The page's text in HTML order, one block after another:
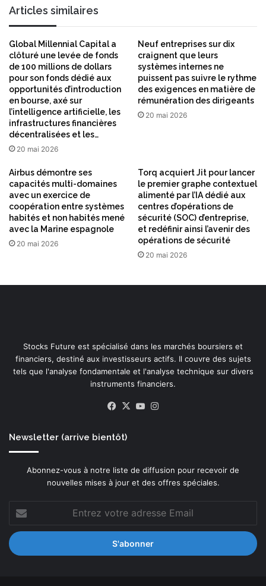
Articles similaires
Global Millennial Capital a
clôturé une levée de fonds
de 100 millions de dollars
pour son fonds dédié aux
opportunités d’introduction
en bourse, axé sur
l’intelligence artificielle, les
infrastructures financières
décentralisées et les…
20 mai 2026
Neuf entreprises sur dix
craignent que leurs
systèmes internes ne
puissent pas suivre le rythme
des exigences en matière de
rémunération des dirigeants
20 mai 2026
Airbus démontre ses
capacités multi-domaines
avec un exercice de
coopération entre systèmes
habités et non habités mené
avec la Marine espagnole
20 mai 2026
Torq acquiert Jit pour lancer
le premier graphe contextuel
alimenté par l’IA dédié aux
centres d’opérations de
sécurité (SOC) d’entreprise,
et redéfinir ainsi l’avenir des
opérations de sécurité
20 mai 2026
Stocks Future est spécialisé dans les marchés boursiers et
financiers, destiné aux investisseurs actifs. Il couvre des sujets
tels que l'analyse fondamentale et l'analyse technique sur divers
instruments financiers.
Facebook
X YouTube
Newsletter (arrive bientôt)
Abonnez-vous à notre liste de diffusion pour recevoir de
nouvelles mises à jour et des offres spéciales.
votre
adresse
Email